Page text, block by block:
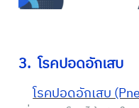
3. โรคปอดอักเสบ
โรคปอดอักเสบ